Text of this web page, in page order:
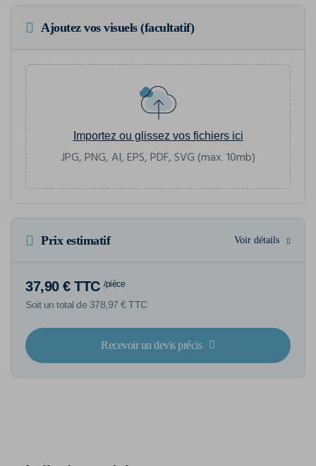
Ajoutez vos visuels (facultatif)
Importez ou glissez vos fichiers ici
JPG, PNG, AI, EPS, PDF, SVG (max. 10mb)
Prix estimatif Voir détails
37,90 € TTC /pièce
Soit un total de 378,97 € TTC
Recevoir un devis précis